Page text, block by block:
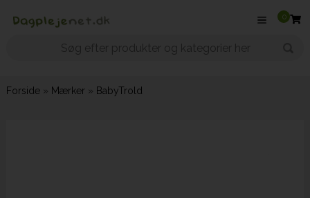
0
Forside» Mærker» BabyTrold